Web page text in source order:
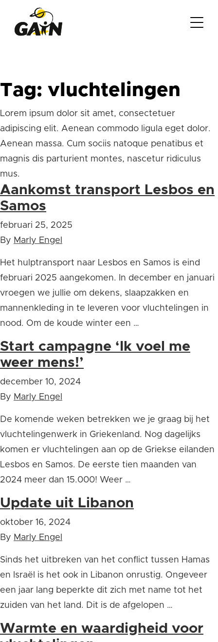
Tag: vluchtelingen
Lorem ipsum dolor sit amet, consectetuer
adipiscing elit. Aenean commodo ligula eget dolor.
Aenean massa. Cum sociis natoque penatibus et
magnis dis parturient montes, nascetur ridiculus
mus.
Aankomst transport Lesbos en
Samos
februari 25, 2025
By Marly Engel
Het hulptransport naar Lesbos en Samos is eind
februari 2025 aangekomen. In december en januari
vroegen we jullie om dekens, slaapzakken en
mannenkleding in te leveren voor vluchtelingen in
nood. Om de koude winter een …
Start campagne ‘Ik voel me
weer mens!’
december 10, 2024
By Marly Engel
De komende weken betrekken we je graag bij het
vluchtelingenwerk in Griekenland. Nog dagelijks
komen er vluchtelingen aan op de Griekse eilanden
Lesbos en Samos. De eerste tien maanden van
2024 meer dan 15.000! Weer …
Update uit Libanon
oktober 16, 2024
By Marly Engel
Sinds het uitbreken van het conflict tussen Hamas
en Israël is het ook in Libanon onrustig. Ongeveer
een jaar lang beperkte dit zich met name tot het
zuiden van het land. Dit is de afgelopen …
Warmte en waardigheid voor